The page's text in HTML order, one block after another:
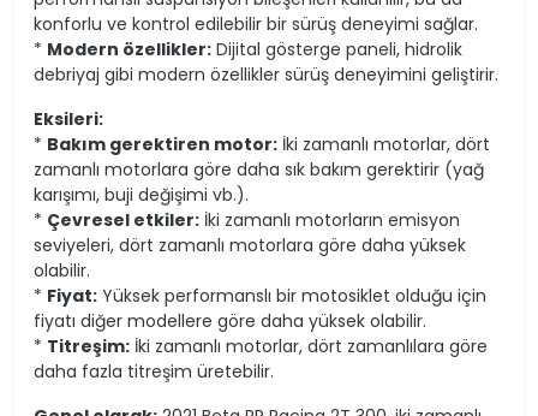
konforlu ve kontrol edilebilir bir sürüş deneyimi sağlar.
* Modern özellikler: Dijital gösterge paneli, hidrolik
debriyaj gibi modern özellikler sürüş deneyimini geliştirir.
Eksileri:
* Bakım gerektiren motor: İki zamanlı motorlar, dört
zamanlı motorlara göre daha sık bakım gerektirir (yağ
karışımı, buji değişimi vb.).
* Çevresel etkiler: İki zamanlı motorların emisyon
seviyeleri, dört zamanlı motorlara göre daha yüksek
olabilir.
* Fiyat: Yüksek performanslı bir motosiklet olduğu için
fiyatı diğer modellere göre daha yüksek olabilir.
* Titreşim: İki zamanlı motorlar, dört zamanlılara göre
daha fazla titreşim üretebilir.